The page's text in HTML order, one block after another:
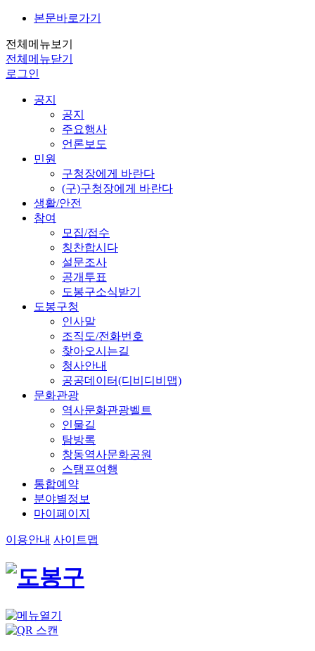
본문바로가기
전체메뉴보기
전체메뉴닫기
로그인
공지
공지
주요행사
언론보도
민원
구청장에게 바란다
(구)구청장에게 바란다
생활/안전
참여
모집/접수
칭찬합시다
설문조사
공개투표
도봉구소식받기
도봉구청
인사말
조직도/전화번호
찾아오시는길
청사안내
공공데이터(디비디비맵)
문화관광
역사문화관광벨트
인물길
탐방록
창동역사문화공원
스탬프여행
통합예약
분야별정보
마이페이지
이용안내 사이트맵